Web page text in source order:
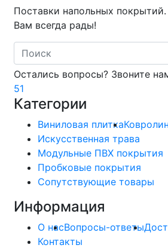
Поставки напольных
Вам всегда рады!
Search
Остались вопросы? Звоните
51
Категории
Виниловая плиткаКовролин
Искусственная трава
Модульные ПВХ покрытия
Пробковые покрытия
Сопутствующие товары
Информация
О насВопросы-ответы
Контакты